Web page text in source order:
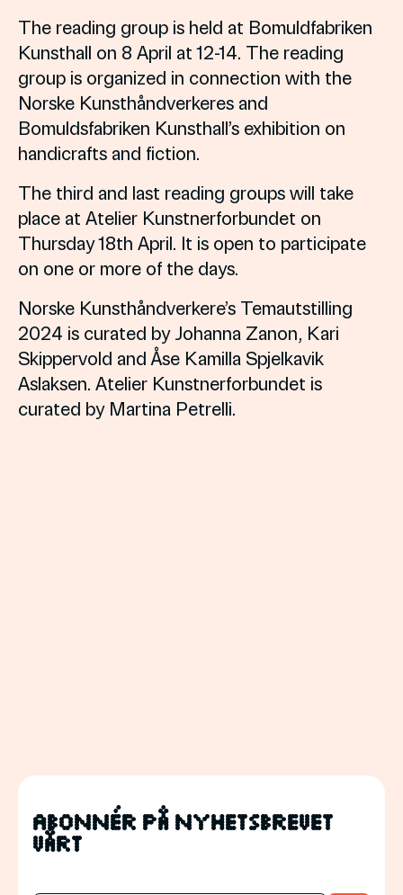
The reading group is held at Bomuldfabriken
Kunsthall on 8 April at 12-14. The reading
group is organized in connection with the
Norske Kunsthåndverkeres and
Bomuldsfabriken Kunsthall’s exhibition on
handicrafts and fiction.
The third and last reading groups will take
place at Atelier Kunstnerforbundet on
Thursday 18th April. It is open to participate
on one or more of the days.
Norske Kunsthåndverkere’s Temautstilling
2024 is curated by Johanna Zanon, Kari
Skippervold and Åse Kamilla Spjelkavik
Aslaksen. Atelier Kunstnerforbundet is
curated by Martina Petrelli.
Abonnér på nyhetsbrevet
vårt